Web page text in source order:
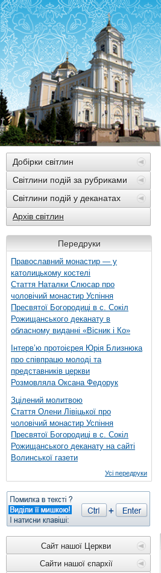
Добірки світлин
Світлини подій за рубриками
Світлини подій у деканатах
Архів світлин
Передруки
Православний монастир — у
католицькому костелі
Стаття Наталки Слюсар про
чоловічий монастир Успіння
Пресвятої Богородиці в с. Сокіл
Рожищанського деканату в
обласному виданні «Вісник і Ко»
Інтерв’ю протоієрея Юрія Близнюка
про співпрацю молоді та
представників церкви
Розмовляла Оксана Федорук
Зцілений молитвою
Стаття Олени Лівіцької про
чоловічий монастир Успіння
Пресвятої Богородиці в с. Сокіл
Рожищанського деканату на сайті
Волинської газети
Усі передруки
Сайт нашої Церкви
Сайти нашої єпархії